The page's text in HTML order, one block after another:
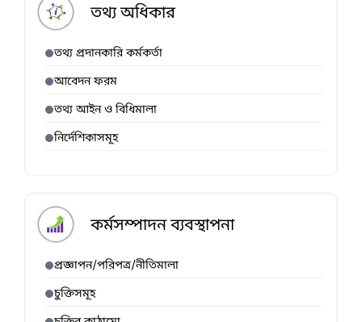
তথ্য অধিকার
তথ্য প্রদানকারি কর্মকর্তা
আবেদন ফরম
তথ্য আইন ও বিধিমালা
নির্দেশিকাসমূহ
কর্মসম্পাদন ব্যবস্থাপনা
প্রজ্ঞাপন/পরিপত্র/নীতিমালা
চুক্তিসমূহ